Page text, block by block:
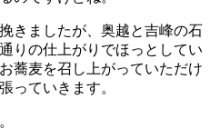
きましたが、奥越と吉峰の石
りの仕上がりでほっとしてい
蕎麦を召し上がっていただけ
っていきます。